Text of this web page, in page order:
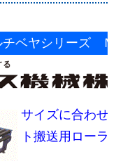
チベヤシリーズ Ｍ
サイズに合わせ
ト搬送用ローラ